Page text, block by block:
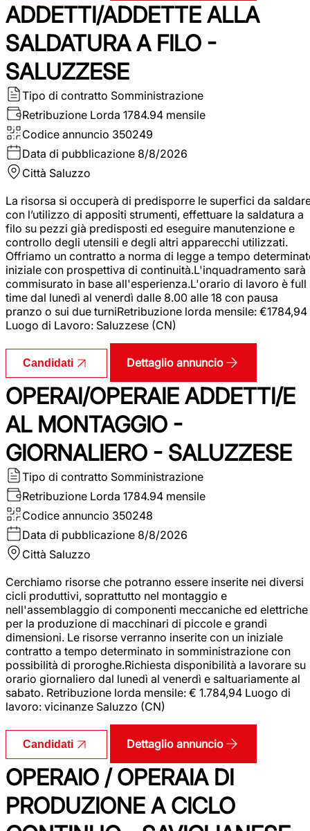
ADDETTI/ADDETTE ALLA
SALDATURA A FILO -
SALUZZESE
Tipo di contratto Somministrazione
Retribuzione Lorda 1784.94 mensile
Codice annuncio 350249
Data di pubblicazione 8/8/2026
Città Saluzzo
La risorsa si occuperà di predisporre le superfici da
con l’utilizzo di appositi strumenti, effettuare la saldatura a
filo su pezzi già predisposti ed eseguire manutenzione e
controllo degli utensili e degli altri apparecchi utilizzati.
Offriamo un contratto a norma di legge a tempo
iniziale con prospettiva di continuità.L'inquadramento sarà
commisurato in base all'esperienza.L'orario di lavoro è full
time dal lunedì al venerdì dalle 8.00 alle 18 con pausa
pranzo o sui due turniRetribuzione lorda mensile: €1784,94
Luogo di Lavoro: Saluzzese (CN)
Candidati Dettaglio annuncio
OPERAI/OPERAIE ADDETTI/E
AL MONTAGGIO -
GIORNALIERO - SALUZZESE
Tipo di contratto Somministrazione
Retribuzione Lorda 1784.94 mensile
Codice annuncio 350248
Data di pubblicazione 8/8/2026
Città Saluzzo
Cerchiamo risorse che potranno essere inserite nei diversi
cicli produttivi, soprattutto nel montaggio e
nell'assemblaggio di componenti meccaniche ed elettriche
per la produzione di macchinari di piccole e grandi
dimensioni. Le risorse verranno inserite con un iniziale
contratto a tempo determinato in somministrazione con
possibilità di proroghe.Richiesta disponibilità a lavorare su
orario giornaliero dal lunedì al venerdì e saltuariamente al
sabato. Retribuzione lorda mensile: € 1.784,94 Luogo di
lavoro: vicinanze Saluzzo (CN)
Candidati Dettaglio annuncio
OPERAIO / OPERAIA DI
PRODUZIONE A CICLO